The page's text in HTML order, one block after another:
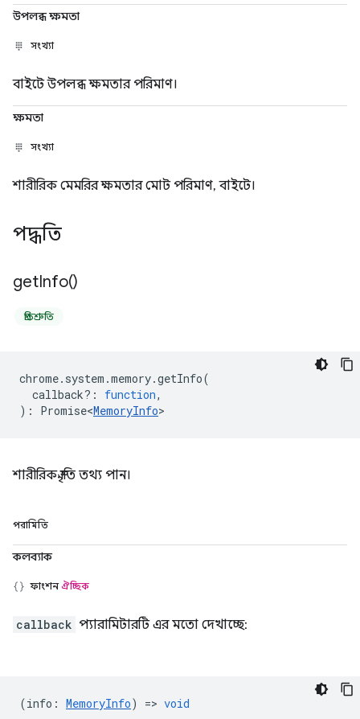
উপলব্ধ ক্ষমতা
সংখ্যা
বাইটে উপলব্ধ ক্ষমতার পরিমাণ।
ক্ষমতা
সংখ্যা
শারীরিক মেমরির ক্ষমতার মোট পরিমাণ, বাইটে।
পদ্ধতি
getInfo()
প্রতিশ্রুতি
chrome. system .memory.getInfo(
callback? : function,
) : Promise<MemoryInfo>
শারীরিক স্মৃতি তথ্য পান।
পরামিতি
কলব্যাক
ফাংশনঐচ্ছিক
callback প্যারামিটারটি এর মতো দেখাচ্ছে:
(info : MemoryInfo) => void